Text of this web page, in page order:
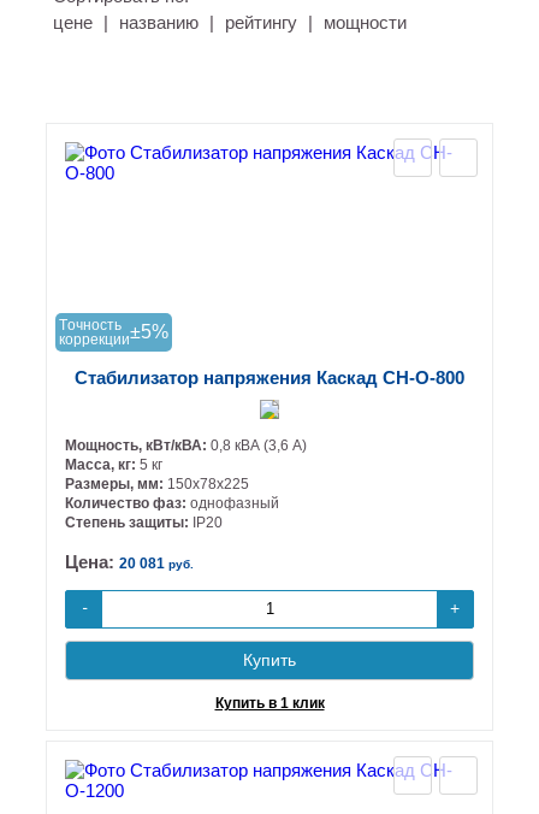
цене | названию | рейтингу | мощности
Tочность
коррекции±5%
Стабилизатор напряжения Каскад СН-О-800
Мощность, кВт/кВА: 0,8 кВА (3,6 А)
Масса, кг: 5 кг
Размеры, мм: 150х78х225
Количество фаз: однофазный
Степень защиты:
IP20
Цена: 20 081 руб.
- +
Купить
Купить в 1 клик